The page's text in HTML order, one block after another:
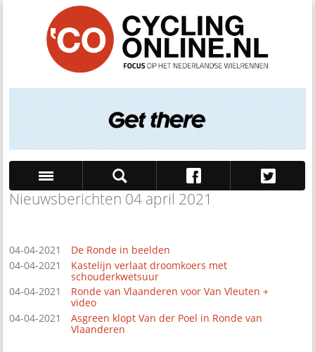
Nieuwsberichten 04 april 2021
04-04-2021
De Ronde in beelden
04-04-2021
Kastelijn verlaat droomkoers met
schouderkwetsuur
04-04-2021
Ronde van Vlaanderen voor Van Vleuten +
video
04-04-2021
Asgreen klopt Van der Poel in Ronde van
Vlaanderen